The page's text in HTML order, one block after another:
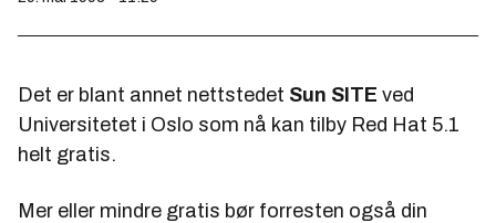
Det er blant annet nettstedet Sun SITE ved
Universitetet i Oslo som nå kan tilby Red Hat 5.1
helt gratis.
Mer eller mindre gratis bør forresten også din